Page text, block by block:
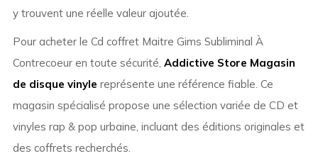
y trouvent une réelle valeur ajoutée.
Pour acheter le Cd coffret Maitre Gims Subliminal À
Contrecoeur en toute sécurité, Addictive Store Magasin
de disque vinyle représente une référence fiable. Ce
magasin spécialisé propose une sélection variée de CD et
vinyles rap & pop urbaine, incluant des éditions originales et
des coffrets recherchés.